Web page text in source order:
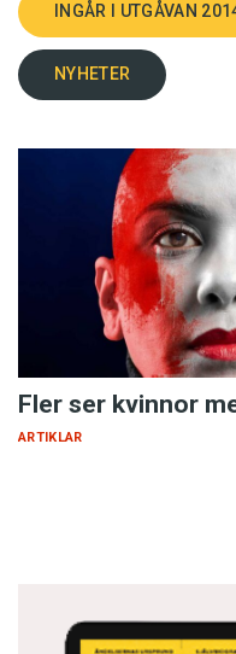
INGÅR I UTGÅVAN
NYHETER
Fler ser kvinnor
ARTIKLAR